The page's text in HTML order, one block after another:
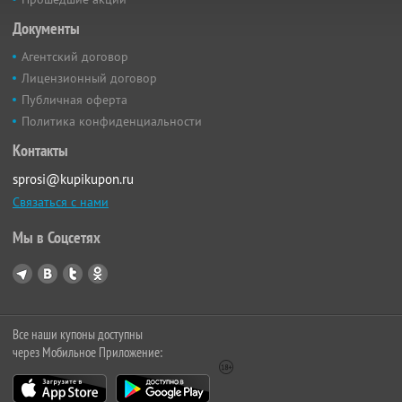
Документы
Агентский договор
Лицензионный договор
Публичная оферта
Политика конфиденциальности
Контакты
sprosi@kupikupon.ru
Связаться с нами
Мы в Соцсетях
Все наши купоны доступны
через Мобильное Приложение: